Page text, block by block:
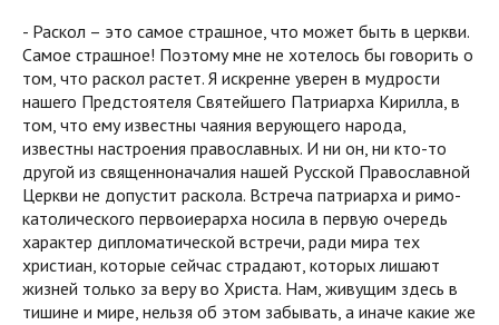
- Раскол – это самое страшное, что может быть в церкви.
Самое страшное! Поэтому мне не хотелось бы говорить о
том, что раскол растет. Я искренне уверен в мудрости
нашего Предстоятеля Святейшего Патриарха Кирилла, в
том, что ему известны чаяния верующего народа,
известны настроения православных. И ни он, ни кто-то
другой из священноначалия нашей Русской Православной
Церкви не допустит раскола. Встреча патриарха и римо-
католического первоиерарха носила в первую очередь
характер дипломатической встречи, ради мира тех
христиан, которые сейчас страдают, которых лишают
жизней только за веру во Христа. Нам, живущим здесь в
тишине и мире, нельзя об этом забывать, а иначе какие же